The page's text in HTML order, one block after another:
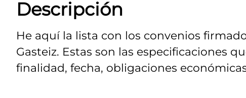
Descripción
He aquí la lista con los convenios
Gasteiz. Estas son las especificaciones
finalidad, fecha, obligaciones